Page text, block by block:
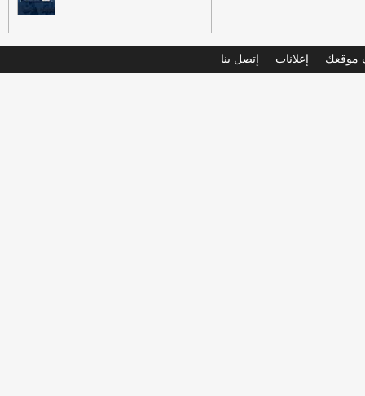
موقعك إعلانات إتصل بنا